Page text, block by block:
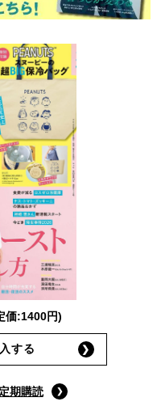
価:1400円)
する
期購読